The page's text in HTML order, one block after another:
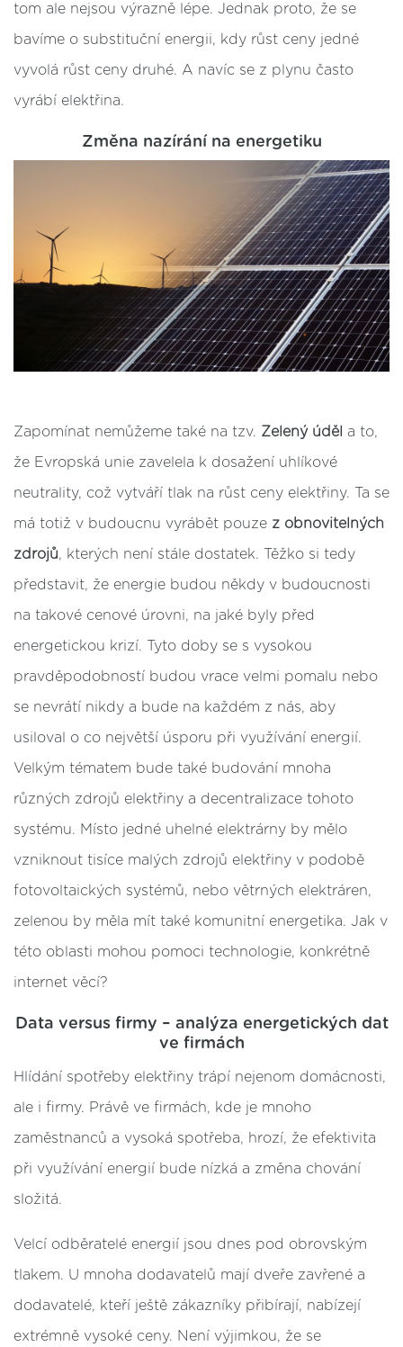
tom ale nejsou výrazně lépe. Jednak proto, že se
bavíme o substituční energii, kdy růst ceny jedné
vyvolá růst ceny druhé. A navíc se z plynu často
vyrábí elektřina.
Změna nazírání na energetiku
Zapomínat nemůžeme také na tzv. Zelený úděl a to,
že Evropská unie zavelela k dosažení uhlíkové
neutrality, což vytváří tlak na růst ceny elektřiny. Ta se
má totiž v budoucnu vyrábět pouze z obnovitelných
zdrojů, kterých není stále dostatek. Těžko si tedy
představit, že energie budou někdy v budoucnosti
na takové cenové úrovni, na jaké byly před
energetickou krizí. Tyto doby se s vysokou
pravděpodobností budou vrace velmi pomalu nebo
se nevrátí nikdy a bude na každém z nás, aby
usiloval o co největší úsporu při využívání energií.
Velkým tématem bude také budování mnoha
různých zdrojů elektřiny a decentralizace tohoto
systému. Místo jedné uhelné elektrárny by mělo
vzniknout tisíce malých zdrojů elektřiny v podobě
fotovoltaických systémů, nebo větrných elektráren,
zelenou by měla mít také komunitní energetika. Jak v
této oblasti mohou pomoci technologie, konkrétně
internet věcí?
Data versus firmy – analýza energetických dat
ve firmách
Hlídání spotřeby elektřiny trápí nejenom domácnosti,
ale i firmy. Právě ve firmách, kde je mnoho
zaměstnanců a vysoká spotřeba, hrozí, že efektivita
při využívání energií bude nízká a změna chování
složitá.
Velcí odběratelé energií jsou dnes pod obrovským
tlakem. U mnoha dodavatelů mají dveře zavřené a
dodavatelé, kteří ještě zákazníky přibírají, nabízejí
extrémně vysoké ceny. Není výjimkou, že se